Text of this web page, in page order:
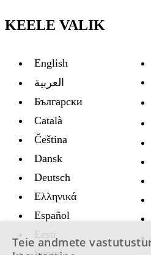
KEELE VALIK
English
العربية
Български
Català
Čeština
Dansk
Deutsch
Ελληνικά
Español
Eesti
Teie andmete